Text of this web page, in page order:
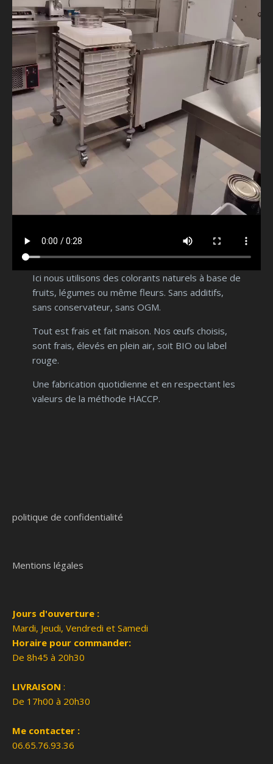
Ici nous utilisons des colorants naturels à base de
fruits, légumes ou même fleurs. Sans additifs,
sans conservateur, sans OGM.
Tout est frais et fait maison. Nos œufs choisis,
sont frais, élevés en plein air, soit BIO ou label
rouge.
Une fabrication quotidienne et en respectant les
valeurs de la méthode HACCP.
politique de confidentialité
Mentions légales
Jours d'ouverture :
Mardi, Jeudi, Vendredi et Samedi
Horaire pour commander:
De 8h45 à 20h30
LIVRAISON :
De 17h00 à 20h30
Me contacter :
06.65.76.93.36